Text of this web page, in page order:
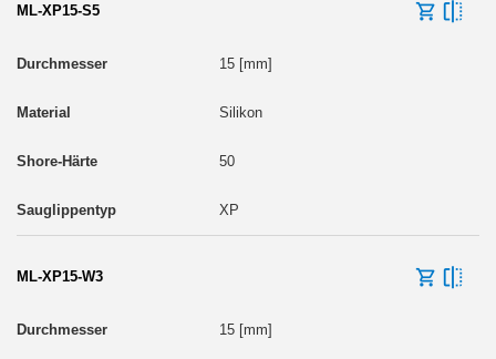
ML-XP15-S5
15 [mm]
Silikon
50
XP
ML-XP15-W3
15 [mm]